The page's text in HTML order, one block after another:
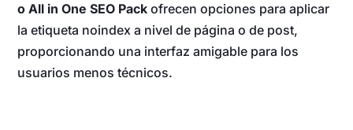
o All in One SEO Pack ofrecen opciones para aplicar
la etiqueta noindex a nivel de página o de post,
proporcionando una interfaz amigable para los
usuarios menos técnicos.